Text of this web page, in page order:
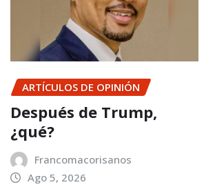
ARTÍCULOS DE OPINIÓN
Después de Trump,
¿qué?
Francomacorisanos
Ago 5, 2026